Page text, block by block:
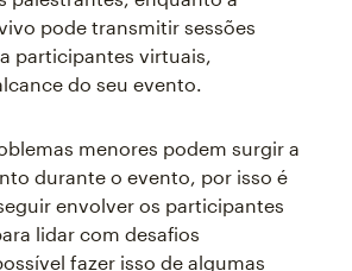
pode transmitir sessões
participantes virtuais,
do seu evento.
menores podem surgir a
durante o evento, por isso é
envolver os participantes
lidar com desafios
fazer isso de algumas